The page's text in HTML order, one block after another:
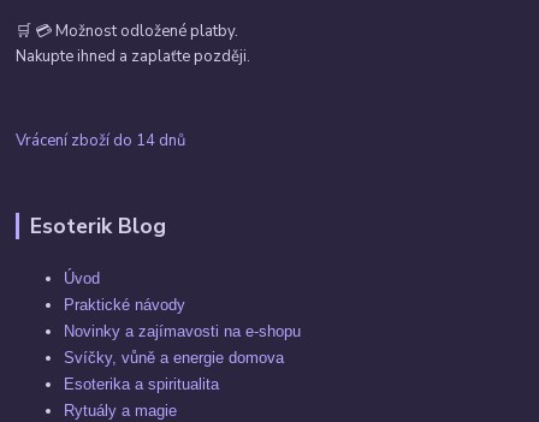
🛒 💳 Možnost odložené platby.
Nakupte ihned a zaplaťte později.
Vrácení zboží do 14 dnů
Esoterik Blog
Úvod
Praktické návody
Novinky a zajímavosti na e-shopu
Svíčky, vůně a energie domova
Esoterika a spiritualita
Rytuály a magie